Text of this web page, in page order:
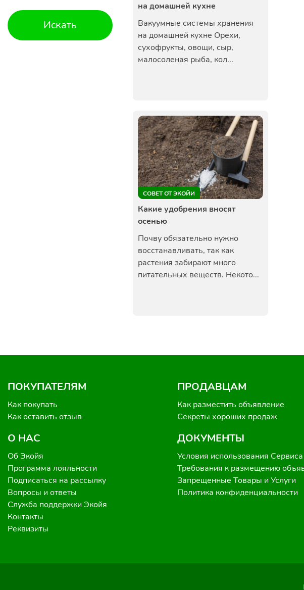
Искать
на домашней кухне
Вакуумные системы хранения
на домашней кухне Орехи,
сухофрукты, овощи, сыр,
малосоленая рыба, кол...
СОВЕТ ОТ ЭКОЙИ
Какие удобрения вносят
осенью
Почву обязательно нужно
восстанавливать, так как
растения забирают много
питательных веществ. Некото...
ПОКУПАТЕЛЯМ
Как покупать
Как оставить отзыв
О НАС
Об Экойя
Программа лояльности
Подписаться на рассылку
Вопросы и ответы
Служба поддержки Экойя
Контакты
Реквизиты
ПРОДАВЦАМ
Как разместить объявление
Секреты хороших продаж
ДОКУМЕНТЫ
Условия использования
Требования к размещению
Запрещенные Товары и Услуги
Политика конфиденциальности